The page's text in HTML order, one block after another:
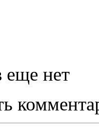
еще нет